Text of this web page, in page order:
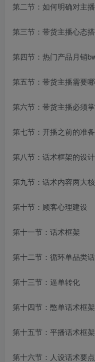
第二节：如何明确对主
第三节：带货主播心态
第四节：热门产品月销
第五节：带货主播需要
第六节：带货主播必须
第七节：开播之前的准
第八节：话术框架的设计
第九节：话术内容两大
第十节：顾客心理建设
第十一节：话术框架
第十二节：循环单品类
第十三节：逼单转化
第十四节：憋单话术框
第十五节：平播话术框架
第十六节：人设话术要点